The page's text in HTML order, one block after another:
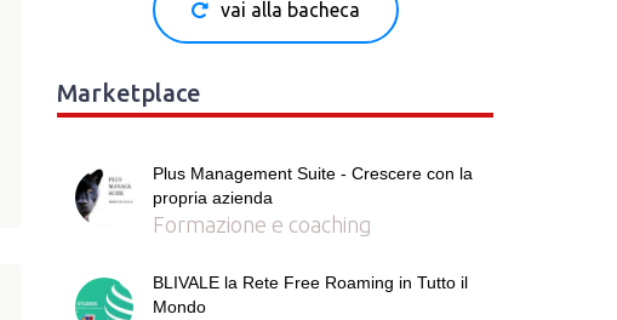
vai alla bacheca
Marketplace
Plus Management Suite - Crescere con la
propria azienda
Formazione e coaching
BLIVALE la Rete Free Roaming in Tutto il
Mondo